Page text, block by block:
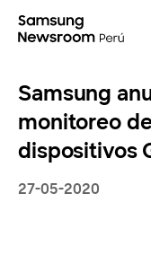
Samsung
monitoreo
dispositivos
27-05-2020